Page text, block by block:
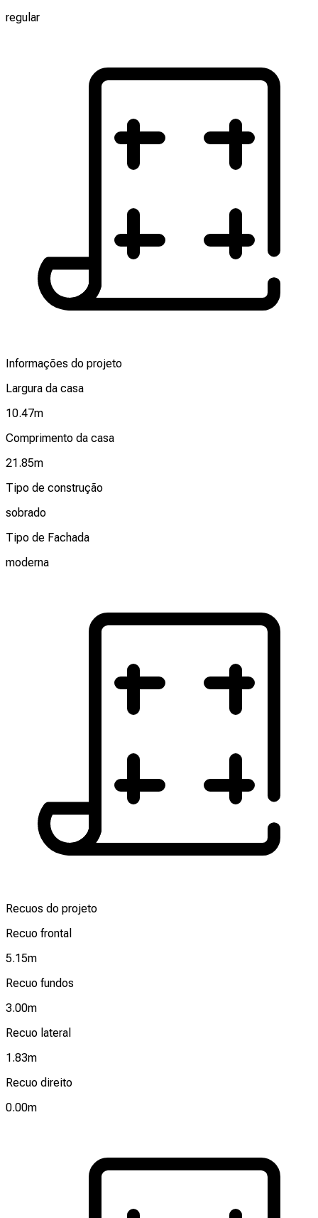
regular
Informações do projeto
Largura da casa
10.47m
Comprimento da casa
21.85m
Tipo de construção
sobrado
Tipo de Fachada
moderna
Recuos do projeto
Recuo frontal
5.15m
Recuo fundos
3.00m
Recuo lateral
1.83m
Recuo direito
0.00m